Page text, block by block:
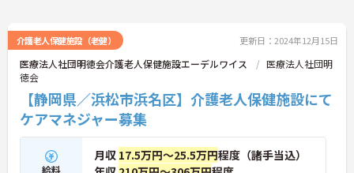
介護老人保健施設（老健） 更新日：2024年12月15日
医療法人社団明徳会介護老人保健施設エーデルワイス
医療法人社団明
徳会
【静岡県／浜松市浜名区】介護老人保健施設にて
ケアマネジャー募集
給料
月収 17.5万円～25.5万円程度（諸手当込）